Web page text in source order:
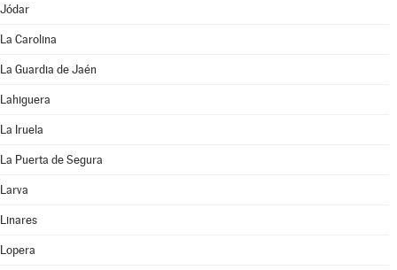
Jódar
La Carolina
La Guardia de Jaén
Lahiguera
La Iruela
La Puerta de Segura
Larva
Linares
Lopera